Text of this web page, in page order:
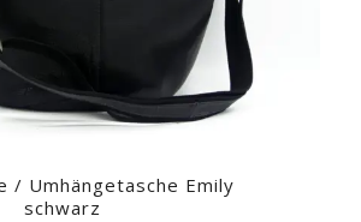
/ Umhängetasche Emily
schwarz